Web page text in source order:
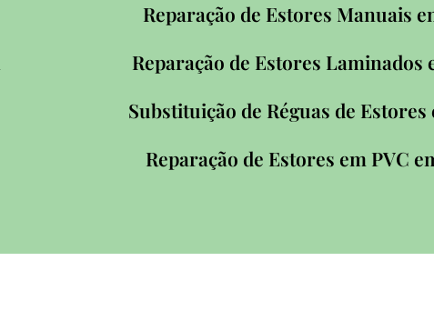
Reparação de Estores Manuais
Reparação de Estores Laminados
Substituição de Réguas de
Reparação de Estores em PVC